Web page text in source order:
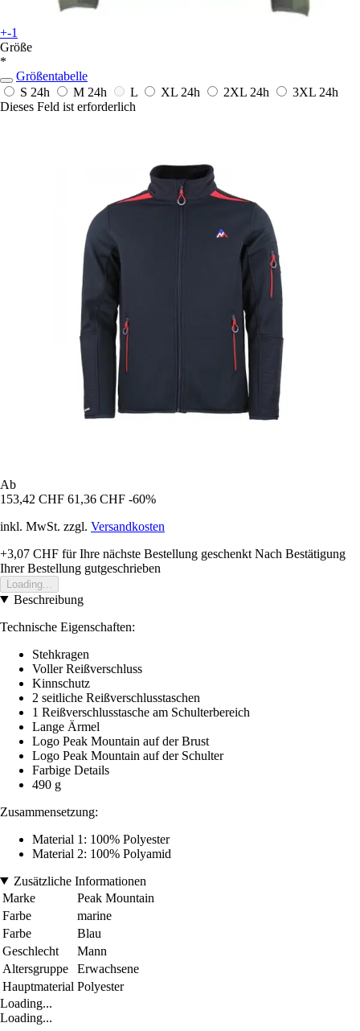
+-1
Größe
*
Größentabelle
S 24h M 24h L XL 24h 2XL 24h 3XL 24h
Dieses Feld ist erforderlich
Ab
153,42 CHF 61,36 CHF -60%
inkl. MwSt. zzgl. Versandkosten
+3,07 CHF für Ihre nächste Bestellung geschenkt Nach Bestätigung
Ihrer Bestellung gutgeschrieben
Loading...
Beschreibung
Technische Eigenschaften:
Stehkragen
Voller Reißverschluss
Kinnschutz
2 seitliche Reißverschlusstaschen
1 Reißverschlusstasche am Schulterbereich
Lange Ärmel
Logo Peak Mountain auf der Brust
Logo Peak Mountain auf der Schulter
Farbige Details
490 g
Zusammensetzung:
Material 1: 100% Polyester
Material 2: 100% Polyamid
Zusätzliche Informationen
Marke
Peak Mountain
Farbe
marine
Farbe
Blau
Geschlecht
Mann
Altersgruppe
Erwachsene
Hauptmaterial Polyester
Loading...
Loading...